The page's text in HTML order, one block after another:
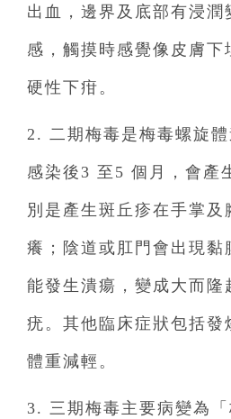
出血，邊界及底部有浸潤
感，觸摸時感覺像皮膚下
硬性下疳。
2. 二期梅毒是梅毒螺旋
感染後3 至5 個月，會產
別是產生斑丘疹在手掌及
癢；陰道或肛門會出現黏
能發生潰瘍，變成大而隆
疣。其他臨床症狀包括發
體重減輕。
3. 三期梅毒主要病變為